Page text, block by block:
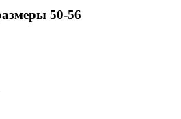
50-56